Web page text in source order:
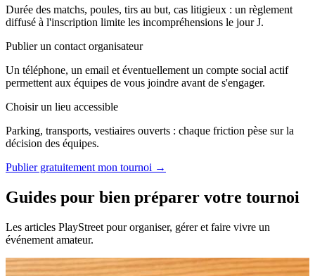
Durée des matchs, poules, tirs au but, cas litigieux : un règlement
diffusé à l'inscription limite les incompréhensions le jour J.
Publier un contact organisateur
Un téléphone, un email et éventuellement un compte social actif
permettent aux équipes de vous joindre avant de s'engager.
Choisir un lieu accessible
Parking, transports, vestiaires ouverts : chaque friction pèse sur la
décision des équipes.
Publier gratuitement mon tournoi →
Guides pour bien préparer votre tournoi
Les articles PlayStreet pour organiser, gérer et faire vivre un
événement amateur.